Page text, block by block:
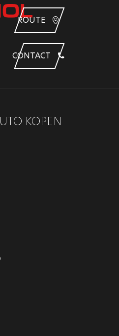
ROUTE
CONTACT
KOPEN